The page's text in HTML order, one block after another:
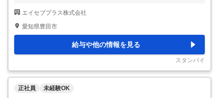
数活躍中！ 【環境】休日121日・有休消化率80％ 【仕事内容】 【未
経験者多数活躍中！】次世代ハイブリッド車に使用される『パワー半
ソーの製作所内で、次世代ハイブリッド車に欠かせない「パワー半導
体」の試作品づくりを担当します。手順書に沿ってコツコツ作業する
シンプルな内勤作業です。 ◎入社後はOJTを中心に必要な知識や作業
の進め方をじっくり習得し…
エイセブプラス株式会社
愛知県豊田市
給与や他の情報を見る
スタンバイ
正社員 未経験OK